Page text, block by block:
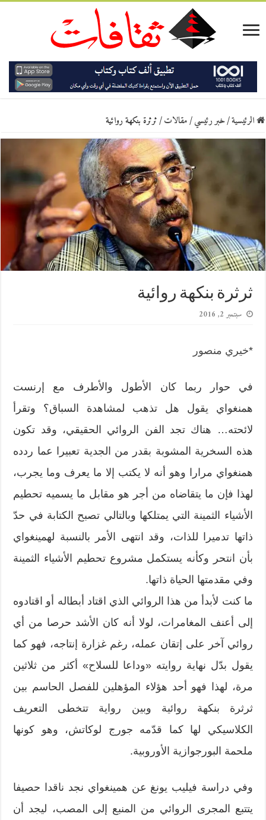
الرئيسية/خبر رئيسي/مقالات/ثرثرة بنكهة روائية
ثرثرة بنكهة روائية
سبتمبر 2, 2016
*خيري منصور
في حوار ربما كان الأطول والأطرف مع إرنست
همنغواي يقول هل تذهب لمشاهدة السباق؟ وتقرأ
لائحته… هناك تجد الفن الروائي الحقيقي، وقد تكون
هذه السخرية المشوبة بقدر من الجدية تعبيرا عما ردده
همنغواي مرارا وهو أنه لا يكتب إلا ما يعرف وما يجرب،
لهذا فإن ما يتقاضاه من أجر هو مقابل ما يسميه تحطيم
الأشياء الثمينة التي يمتلكها وبالتالي تصبح الكتابة في حدّ
ذاتها تدميرا للذات، وقد انتهى الأمر بالنسبة لهمينغواي
بأن انتحر وكأنه يستكمل مشروع تحطيم الأشياء الثمينة
وفي مقدمتها الحياة ذاتها.
ما كنت لأبدأ من هذا الروائي الذي اقتاد أبطاله أو اقتادوه
إلى أعنف المغامرات، لولا أنه كان الأشد حرصا من أي
روائي آخر على إتقان عمله، رغم غزارة إنتاجه، فهو كما
يقول بدّل نهاية روايته «وداعا للسلاح» أكثر من ثلاثين
مرة، لهذا فهو أحد هؤلاء المؤهلين للفصل الحاسم بين
ثرثرة بنكهة روائية وبين رواية تتخطى التعريف
الكلاسيكي لها كما قدّمه جورج لوكاتش، وهو كونها
ملحمة البورجوازية الأوروبية.
وفي دراسة فيليب يونغ عن همينغواي نجد ناقدا حصيفا
يتتبع المجرى الروائي من المنبع إلى المصب، ليجد أن